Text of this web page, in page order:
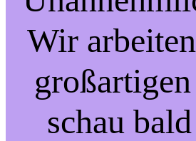
Wir
schau